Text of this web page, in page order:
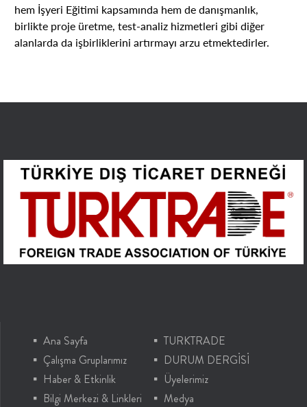
hem İşyeri Eğitimi kapsamında hem de danışmanlık,
birlikte proje üretme, test-analiz hizmetleri gibi diğer
alanlarda da işbirliklerini artırmayı arzu etmektedirler.
Ana Sayfa
TURKTRADE
Çalışma Gruplarımız
DURUM DERGİSİ
Haber & Etkinlik
Üyelerimiz
Bilgi Merkezi & Linkleri
Medya